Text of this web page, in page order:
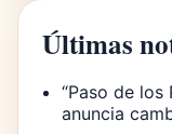
Últimas
“Paso de los
anuncia